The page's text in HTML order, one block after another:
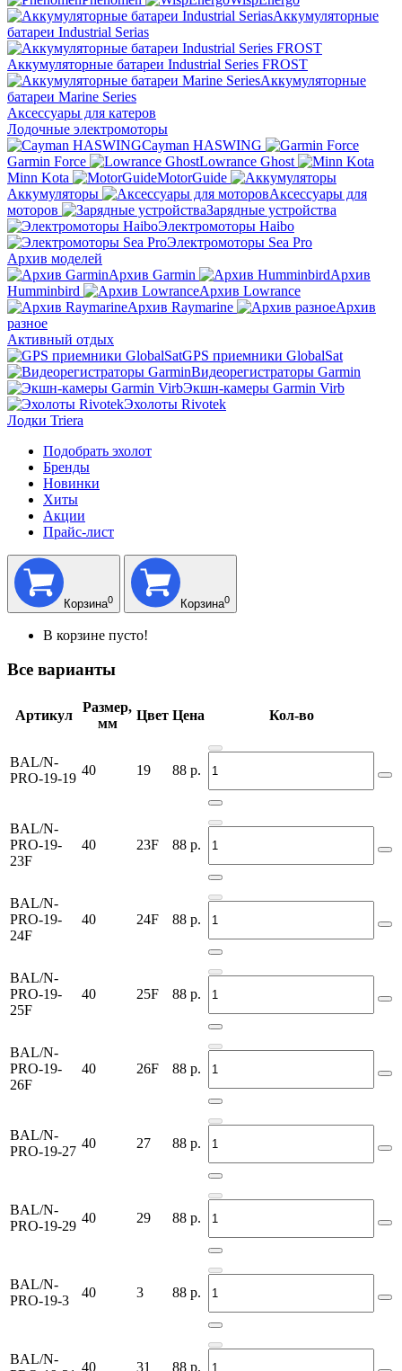
Аккумуляторные
батареи Industrial Serias
Аккумуляторные батареи Industrial Series FROST
Аккумуляторные
батареи Marine Series
Аксессуары для катеров
Лодочные электромоторы
Cayman HASWING
Garmin Force
Lowrance Ghost
Minn Kota
MotorGuide
Аккумуляторы
Аксессуары для
моторов
Зарядные устройства
Электромоторы Haibo
Электромоторы Sea Pro
Архив моделей
Архив Garmin
Архив
Humminbird
Архив Lowrance
Архив Raymarine
Архив
разное
Активный отдых
GPS приемники GlobalSat
Видеорегистраторы Garmin
Экшн-камеры Garmin Virb
Эхолоты Rivotek
Лодки Triera
Подобрать эхолот
Бренды
Новинки
Хиты
Акции
Прайс-лист
Корзина0 Корзина0
В корзине пусто!
Все варианты
Артикул
Размер,
мм
Цвет Цена Кол-во
BAL/N-
PRO-19-19
40 19 88 р.
BAL/N-
PRO-19-
23F
40 23F 88 р.
BAL/N-
PRO-19-
24F
40 24F 88 р.
BAL/N-
PRO-19-
25F
40 25F 88 р.
BAL/N-
PRO-19-
26F
40 26F 88 р.
BAL/N-
PRO-19-27
40 27 88 р.
BAL/N-
PRO-19-29
40 29 88 р.
BAL/N-
PRO-19-3
40 3 88 р.
BAL/N-
40 31 88 р.